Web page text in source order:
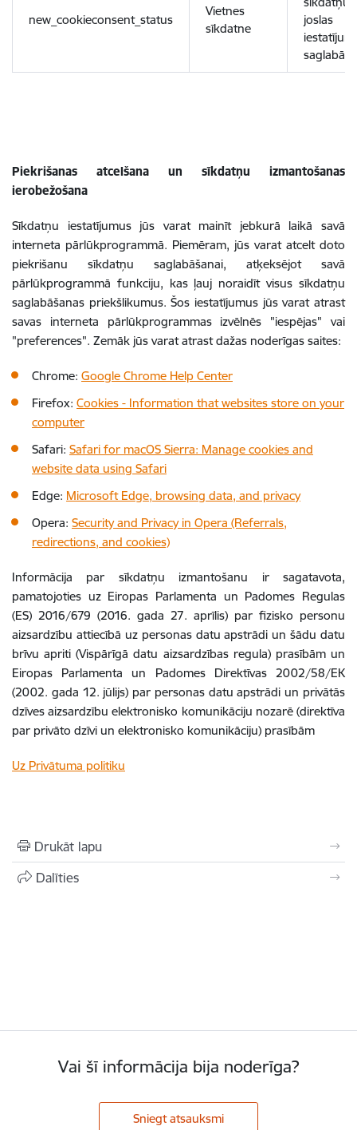
new_cookieconsent_status
Vietnes
sīkdatne
joslas
Piekrišanas atcelšana un sīkdatņu izmantošanas
ierobežošana
Sīkdatņu iestatījumus jūs varat mainīt jebkurā laikā savā
interneta pārlūkprogrammā. Piemēram, jūs varat atcelt doto
piekrišanu sīkdatņu saglabāšanai, atķeksējot savā
pārlūkprogrammā funkciju, kas ļauj noraidīt visus sīkdatņu
saglabāšanas priekšlikumus. Šos iestatījumus jūs varat atrast
savas interneta pārlūkprogrammas izvēlnēs "iespējas" vai
"preferences". Zemāk jūs varat atrast dažas noderīgas saites:
Chrome: Google Chrome Help Center
Firefox: Cookies - Information that websites store on your
computer
Safari: Safari for macOS Sierra: Manage cookies and
website data using Safari
Edge: Microsoft Edge, browsing data, and privacy
Opera: Security and Privacy in Opera (Referrals,
redirections, and cookies)
Informācija par sīkdatņu izmantošanu ir sagatavota,
pamatojoties uz Eiropas Parlamenta un Padomes Regulas
(ES) 2016/679 (2016. gada 27. aprīlis) par fizisko personu
aizsardzību attiecībā uz personas datu apstrādi un šādu datu
brīvu apriti (Vispārīgā datu aizsardzības regula) prasībām un
Eiropas Parlamenta un Padomes Direktīvas 2002/58/EK
(2002. gada 12. jūlijs) par personas datu apstrādi un privātās
dzīves aizsardzību elektronisko komunikāciju nozarē (direktīva
par privāto dzīvi un elektronisko komunikāciju) prasībām
Uz Privātuma politiku
Drukāt lapu
Dalīties
Vai šī informācija bija noderīga?
Sniegt atsauksmi